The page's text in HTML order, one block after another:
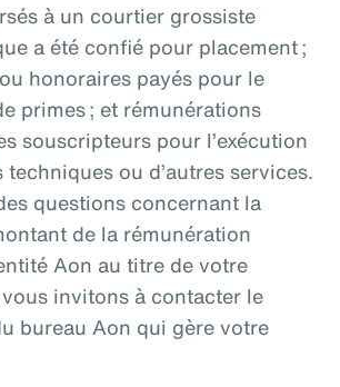
à un courtier grossiste
a été confié pour placement ;
honoraires payés pour le
primes ; et rémunérations
souscripteurs pour l’exécution
ou d’autres services.
questions concernant la
de la rémunération
Aon au titre de votre
invitons à contacter le
bureau Aon qui gère votre